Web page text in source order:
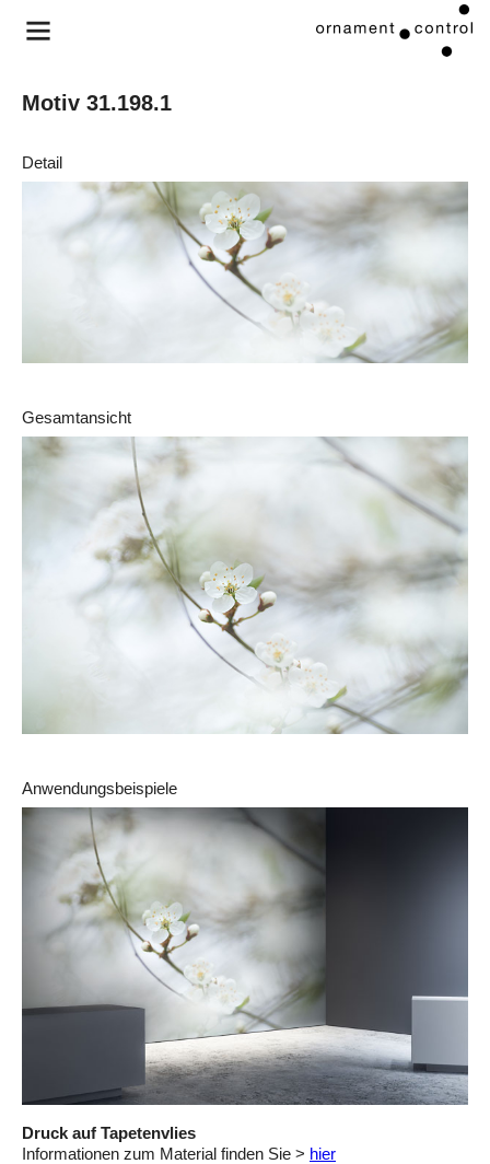
Motiv 31.198.1
Detail
Gesamtansicht
Anwendungsbeispiele
Druck auf Tapetenvlies
Informationen zum Material finden Sie > hier